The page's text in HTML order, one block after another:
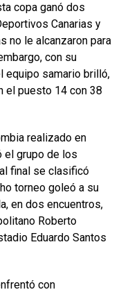
copa ganó dos
Canarias y
no le alcanzaron para
con su
equipo samario brilló,
el puesto 14 con 38
realizado en
el grupo de los
final se clasificó
torneo goleó a su
en dos encuentros,
Roberto
Eduardo Santos
con